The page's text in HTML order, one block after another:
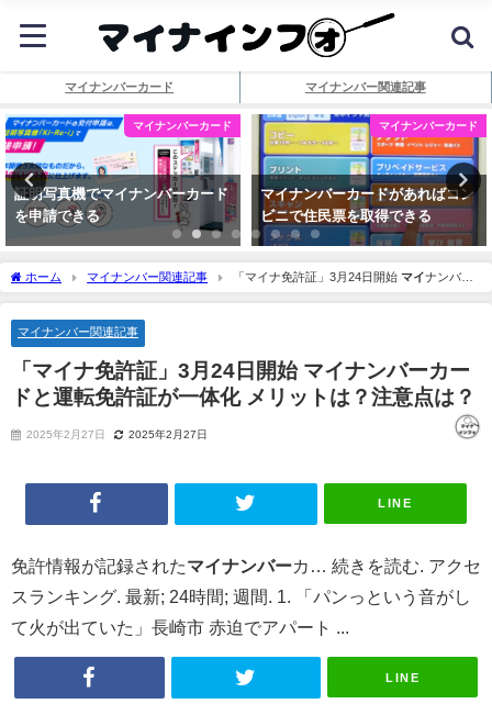
マイナンバーカード マイナンバー関連記事
マイナンバーカード
証明写真機でマイナンバーカード
を申請できる
マイナンバーカード
マイナンバーカードがあればコン
ビニで住民票を取得できる
ホーム マイナンバー関連記事 「マイナ免許証」3月24日開始マイナンバー
カードと運転免許証が一体化 メリットは？注意点は？
マイナンバー関連記事
「マイナ免許証」3月24日開始 マイナンバーカー
ドと運転免許証が一体化 メリットは？注意点は？
2025年2月27日 2025年2月27日
LINE
免許情報が記録されたマイナンバーカ… 続きを読む. アクセ
スランキング. 最新; 24時間; 週間. 1. 「パンっという音がし
て火が出ていた」長崎市 赤迫でアパート ...
LINE